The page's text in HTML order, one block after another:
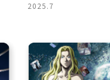
2025.7